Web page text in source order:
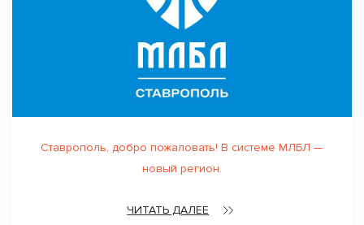
Ставрополь, добро пожаловать! В системе МЛБЛ —
новый регион.
ЧИТАТЬ ДАЛЕЕ